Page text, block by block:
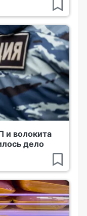
и волокита
дело